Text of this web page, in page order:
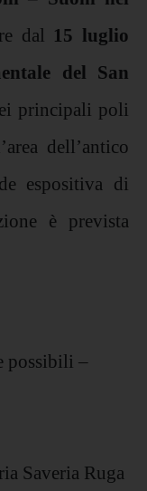
dal 15 luglio
del San
principali poli
dell’antico
espositiva di
è prevista
possibili –
Saveria Ruga